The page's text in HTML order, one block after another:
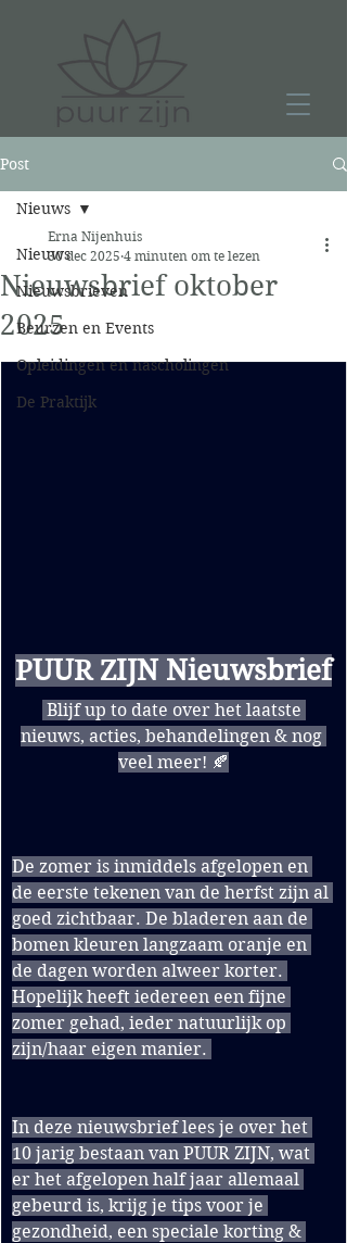
Post
Nieuws
Nieuwsbrieven
Beurzen en Events
Opleidingen en nascholingen
De Praktijk
Nieuws
Nieuwsbrief oktober
2025
Erna Nijenhuis
30 dec 2025 4 minuten om te lezen
PUUR ZIJN Nieuwsbrief
Blijf up to date over het laatste
nieuws, acties, behandelingen & nog
veel meer! 🍂
De zomer is inmiddels afgelopen en
de eerste tekenen van de herfst zijn al
goed zichtbaar. De bladeren aan de
bomen kleuren langzaam oranje en
de dagen worden alweer korter.
Hopelijk heeft iedereen een fijne
zomer gehad, ieder natuurlijk op
zijn/haar eigen manier.
In deze nieuwsbrief lees je over het
10 jarig bestaan van PUUR ZIJN, wat
er het afgelopen half jaar allemaal
gebeurd is, krijg je tips voor je
gezondheid, een speciale korting &